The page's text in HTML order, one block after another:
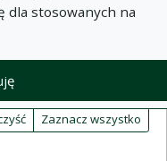
dla stosowanych na
Zaznacz wszystko
treści)